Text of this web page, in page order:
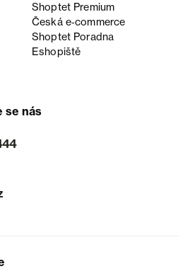
Shoptet Premium
Česká e‑commerce
Shoptet Poradna
Eshopiště
se nás